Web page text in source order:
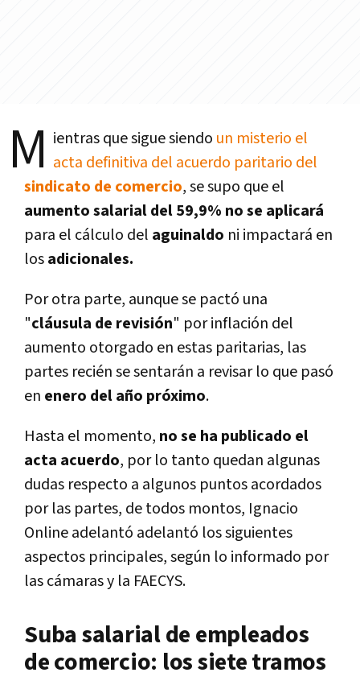
M ientras que sigue siendo un misterio el
acta definitiva del acuerdo paritario del
sindicato de comercio, se supo que el
aumento salarial del 59,9% no se aplicará
para el cálculo del aguinaldo ni impactará en
losadicionales.
Por otra parte, aunque se pactó una
"cláusula de revisión" por inflación del
aumento otorgado en estas paritarias, las
partes recién se sentarán a revisar lo que pasó
en enero del año próximo.
Hasta el momento, no se ha publicado el
acta acuerdo, por lo tanto quedan algunas
dudas respecto a algunos puntos acordados
por las partes, de todos montos, Ignacio
Online adelantó adelantó los siguientes
aspectos principales, según lo informado por
las cámaras y la FAECYS.
Suba salarial de empleados
de comercio: los siete tramos